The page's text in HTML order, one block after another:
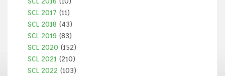
SCL 2017 (11)
SCL 2018 (43)
SCL 2019 (83)
SCL 2020 (152)
SCL 2021 (210)
SCL 2022 (103)